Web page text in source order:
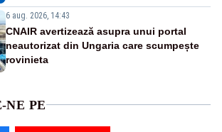
6 aug. 2026, 14:43
CNAIR avertizează asupra unui portal
neautorizat din Ungaria care scumpește
rovinieta
NE PE